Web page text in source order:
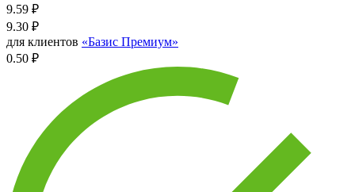
9.59 ₽
9.30 ₽
для клиентов «Базис Премиум»
0.50 ₽